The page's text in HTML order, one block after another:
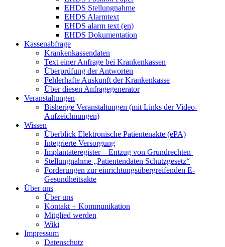
EHDS Stellungnahme
EHDS Alarmtext
EHDS alarm text (en)
EHDS Dokumentation
Kassenabfrage
Krankenkassendaten
Text einer Anfrage bei Krankenkassen
Überprüfung der Antworten
Fehlerhafte Auskunft der Krankenkasse
Über diesen Anfragegenerator
Veranstaltungen
Bisherige Veranstaltungen (mit Links der Video-
Aufzeichnungen)
Wissen
Überblick Elektronische Patientenakte (ePA)
Integrierte Versorgung
Implantateregister – Entzug von Grundrechten
Stellungnahme „Patientendaten Schutzgesetz“
Forderungen zur einrichtungsübergreifenden E-
Gesundheitsakte
Über uns
Über uns
Kontakt + Kommunikation
Mitglied werden
Wiki
Impressum
Datenschutz